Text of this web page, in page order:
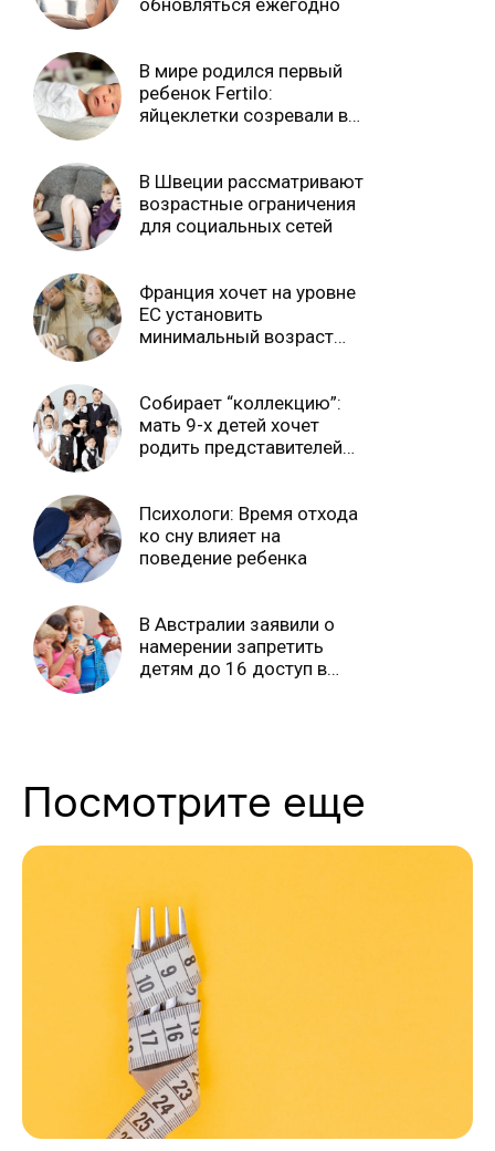
обновляться ежегодно
В мире родился первый
ребенок Fertilo:
яйцеклетки созревали вне
В Швеции рассматривают
возрастные ограничения
для социальных сетей
Франция хочет на уровне
ЕС установить
минимальный возраст
Собирает “коллекцию”:
мать 9-х детей хочет
родить представителей
Психологи: Время отхода
ко сну влияет на
поведение ребенка
В Австралии заявили о
намерении запретить
детям до 16 доступ в
Посмотрите еще